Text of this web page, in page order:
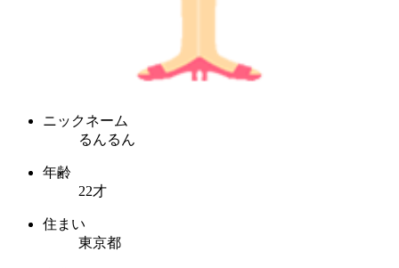
ニックネーム
るんるん
年齢
22才
住まい
東京都